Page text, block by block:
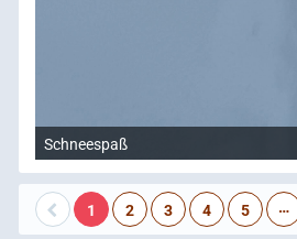
Schneespaß
1 2 3 4 5 …